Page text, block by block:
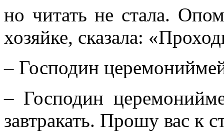
но читать не стала.
хозяйке, сказала:
– Господин
– Господин
завтракать. Прошу вас к